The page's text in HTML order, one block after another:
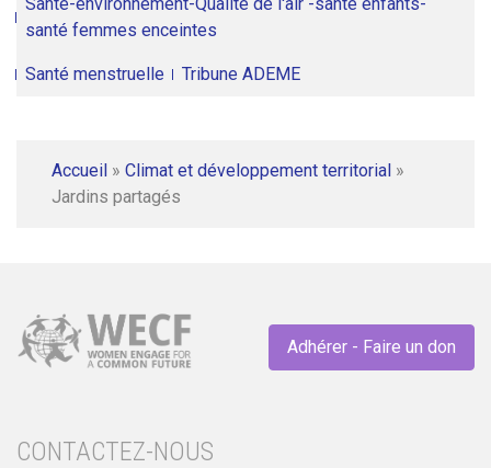
santé femmes enceintes
Santé menstruelle Tribune ADEME
Accueil » Climat et développement territorial »
Jardins partagés
Adhérer - Faire un don
CONTACTEZ-NOUS